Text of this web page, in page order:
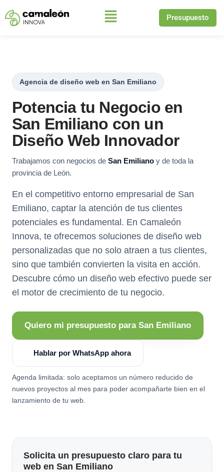
Saltar
Presupuesto
Agencia de diseño web en San Emiliano
Potencia tu Negocio en
San Emiliano con un
Diseño Web Innovador
Trabajamos con negocios de San Emiliano y de toda la
provincia de León.
En el competitivo entorno empresarial de San
Emiliano, captar la atención de tus clientes
potenciales es fundamental. En Camaleón
Innova, te ofrecemos soluciones de diseño web
personalizadas que no solo atraen a tus clientes,
sino que también convierten la visita en acción.
Descubre cómo un diseño web efectivo puede ser
el motor de crecimiento de tu negocio.
Quiero mi presupuesto para San Emiliano
Hablar por WhatsApp ahora
Agenda limitada: solo aceptamos un número reducido de
nuevos proyectos al mes para poder acompañarte bien en el
lanzamiento de tu web.
Solicita un presupuesto claro para tu
web en San Emiliano